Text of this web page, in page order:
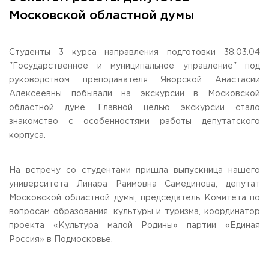
Общежитие / Кампус РГУТИС
Work with disabled and handicapped people
Scientific activity
Additional education
Федеральный ресурсный центр
Федеральное учебно-методическое объединение в
Information about educational
ADDRESS
99 Glavnaya Street, dp.Cherkizovo, Urban district Pushkinsky,
Moscow region, 141221
TELEPHONES:
+7 (495) 940 83 00
E-MAIL
obrashenia@rguts.ru
Mo-th: from 09:00 to 18:00;
Fr: from 09:00 to 16:45;
Московской областной думы
Студенты 3 курса направления подготовки 38.03.04
"Государственное и муниципальное управление" под
руководством преподавателя Яворской Анастасии
Алексеевны побывали на экскурсии в Московской
областной думе. Главной целью экскурсии стало
знакомство с особенностями работы депутатского
корпуса.
На встречу со студентами пришла выпускница нашего
университета Линара Раимовна Самединова, депутат
Московской областной думы, председатель Комитета по
вопросам образования, культуры и туризма, координатор
проекта «Культура малой Родины» партии «Единая
Россия» в Подмосковье.